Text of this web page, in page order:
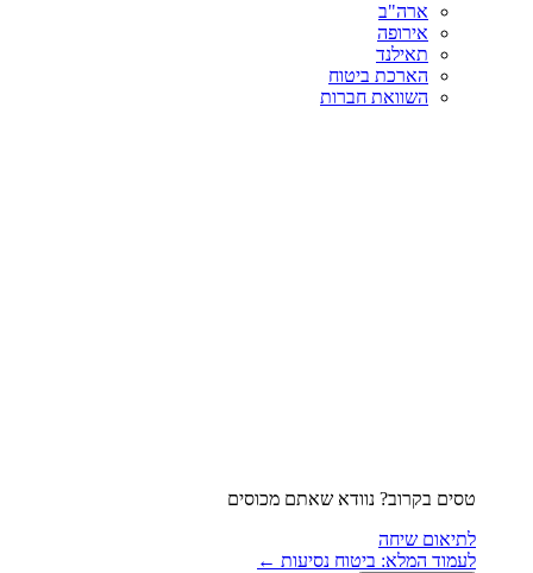
ארה"ב
אירופה
תאילנד
הארכת ביטוח
השוואת חברות
טסים בקרוב? נוודא שאתם מכוסים
לתיאום שיחה
לעמוד המלא: ביטוח נסיעות ←